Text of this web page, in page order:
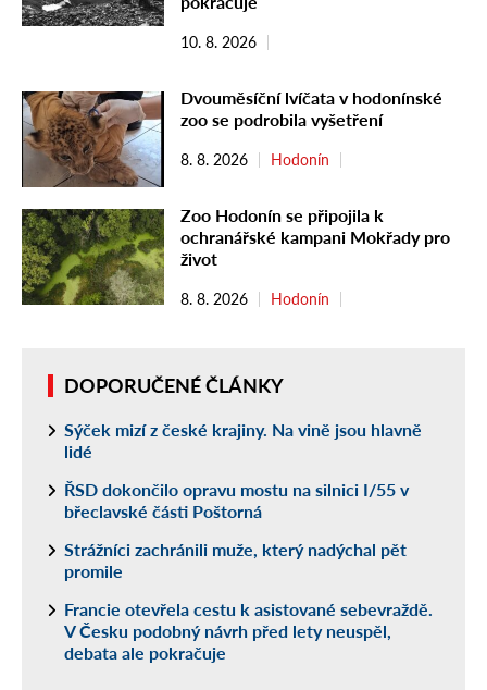
10. 8. 2026
Dvouměsíční lvíčata v hodonínské
zoo se podrobila vyšetření
8. 8. 2026 Hodonín
Zoo Hodonín se připojila k
ochranářské kampani Mokřady pro
život
8. 8. 2026 Hodonín
DOPORUČENÉ ČLÁNKY
Sýček mizí z české krajiny. Na vině jsou hlavně
lidé
ŘSD dokončilo opravu mostu na silnici I/55 v
břeclavské části Poštorná
Strážníci zachránili muže, který nadýchal pět
promile
Francie otevřela cestu k asistované sebevraždě.
V Česku podobný návrh před lety neuspěl,
debata ale pokračuje